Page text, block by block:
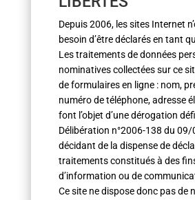
Depuis 2006, les sites Internet
besoin d’être déclarés en tant
Les traitements de données
nominatives collectées sur ce
de formulaires en ligne : nom,
numéro de téléphone, adresse
font l’objet d’une dérogation
Délibération n°2006-138 du
décidant de la dispense de
traitements constitués à des
d’information ou de
Ce site ne dispose donc pas de